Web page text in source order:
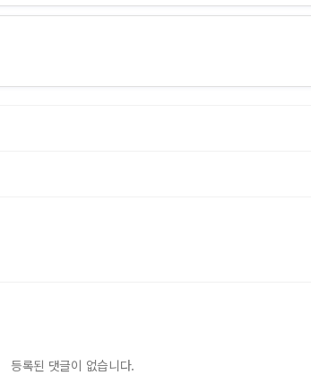
등록된 댓글이 없습니다.